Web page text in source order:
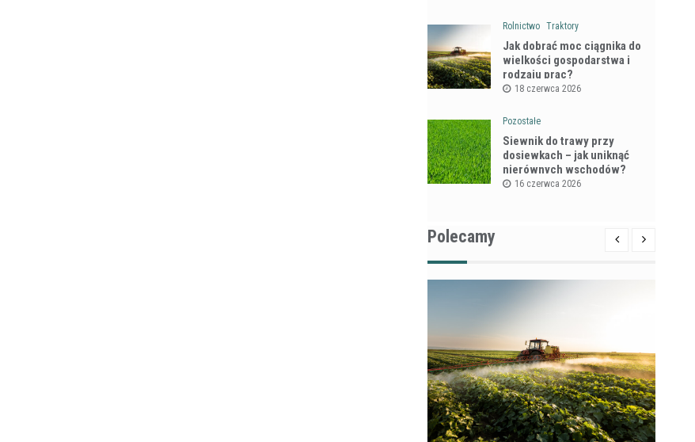
Rolnictwo Traktory
Jak dobrać moc ciągnika do
wielkości gospodarstwa i
rodzaju prac?
18 czerwca 2026
Pozostałe
Siewnik do trawy przy
dosiewkach – jak uniknąć
nierównych wschodów?
16 czerwca 2026
Polecamy